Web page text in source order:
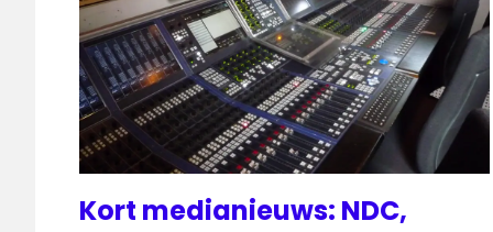
Kort medianieuws: NDC,